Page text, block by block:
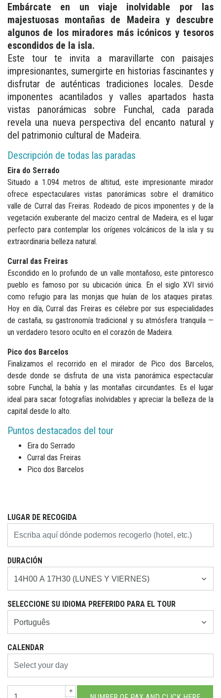
Embárcate en un viaje inolvidable por las
majestuosas montañas de Madeira y descubre
algunos de los miradores más icónicos y tesoros
escondidos de la isla.
Este tour te invita a maravillarte con paisajes
impresionantes, sumergirte en historias fascinantes y
disfrutar de auténticas tradiciones locales. Desde
imponentes acantilados y valles apartados hasta
vistas panorámicas sobre Funchal, cada parada
revela una nueva perspectiva del encanto natural y
del patrimonio cultural de Madeira.
Descripción de todas las paradas
Eira do Serrado
Situado a 1.094 metros de altitud, este impresionante mirador
ofrece espectaculares vistas panorámicas sobre el dramático
valle de Curral das Freiras. Rodeado de picos imponentes y de la
vegetación exuberante del macizo central de Madeira, es el lugar
perfecto para contemplar los orígenes volcánicos de la isla y su
extraordinaria belleza natural.
Curral das Freiras
Escondido en lo profundo de un valle montañoso, este pintoresco
pueblo es famoso por su ubicación única. En el siglo XVI sirvió
como refugio para las monjas que huían de los ataques piratas.
Hoy en día, Curral das Freiras es célebre por sus especialidades
de castaña, su gastronomía tradicional y su atmósfera tranquila —
un verdadero tesoro oculto en el corazón de Madeira.
Pico dos Barcelos
Finalizamos el recorrido en el mirador de Pico dos Barcelos,
desde donde se disfruta de una vista panorámica espectacular
sobre Funchal, la bahía y las montañas circundantes. Es el lugar
ideal para sacar fotografías inolvidables y apreciar la belleza de la
capital desde lo alto.
Puntos destacados del tour
Eira do Serrado
Curral das Freiras
Pico dos Barcelos
LUGAR DE RECOGIDA
DURACIÓN
SELECCIONE SU IDIOMA PREFERIDO PARA EL TOUR
CALENDAR
+